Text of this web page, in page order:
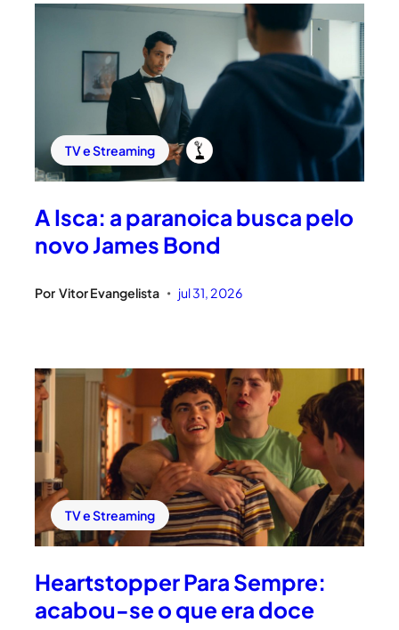
TV e Streaming
A Isca: a paranoica busca pelo
novo James Bond
Por Vitor Evangelista • jul 31, 2026
TV e Streaming
Heartstopper Para Sempre:
acabou-se o que era doce